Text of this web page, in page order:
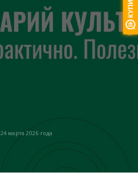
24 марта 2026 года